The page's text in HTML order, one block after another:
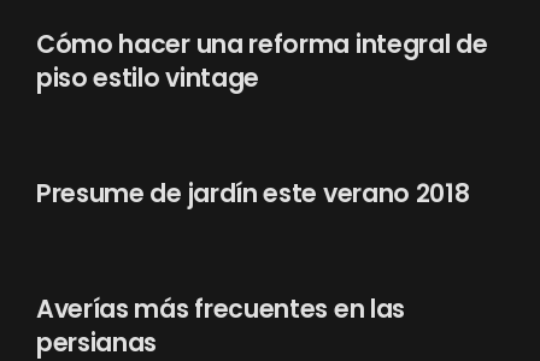
Cómo hacer una reforma integral de
piso estilo vintage
Presume de jardín este verano 2018
Averías más frecuentes en las
persianas